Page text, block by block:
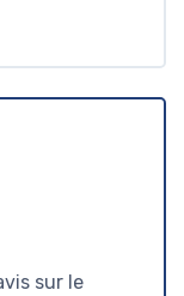
sur le